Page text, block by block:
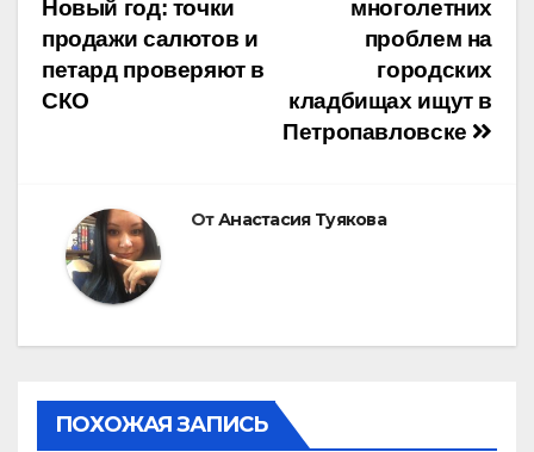
по
записям
многолетних
проблем на
городских
кладбищах ищут в
Петропавловске
Новый год: точки
продажи салютов и
петард проверяют в
СКО
ОтАнастасия Туякова
ПОХОЖАЯ ЗАПИСЬ